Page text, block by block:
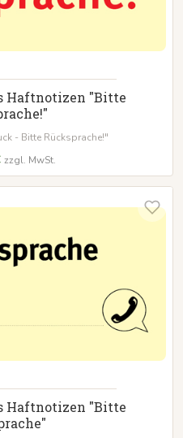
Haftnotizen "Bitte
- Bitte Rücksprache!"
zzgl. MwSt.
Haftnotizen "Bitte